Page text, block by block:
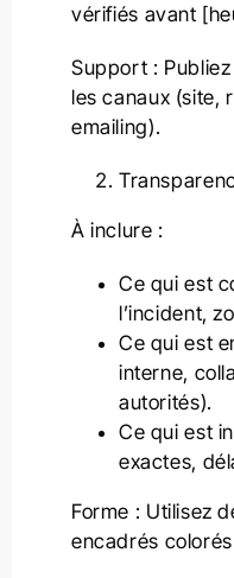
vérifiés avant
Support :
les canaux (site,
emailing).
À inclure :
Ce qui est
l’incident,
Ce qui est
interne,
autorités).
Ce qui est
exactes,
Forme : Utilisez
encadrés